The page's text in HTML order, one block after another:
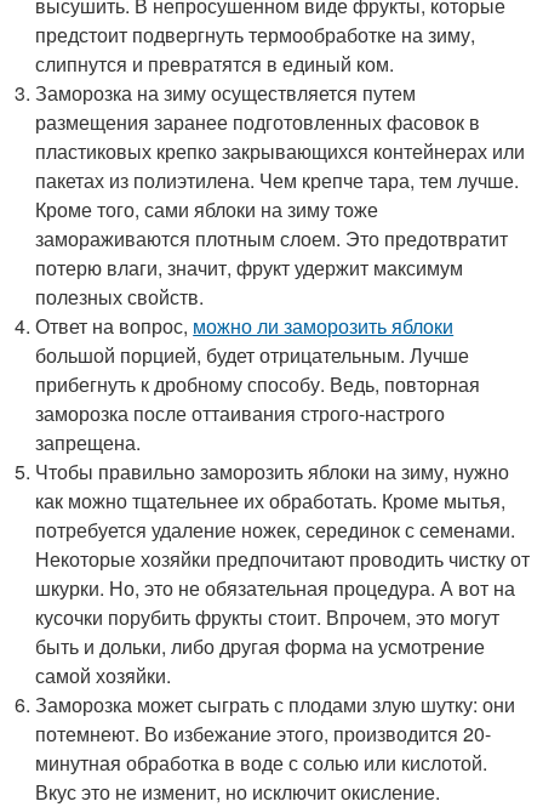
предстоит подвергнуть термообработке на зиму,
слипнутся и превратятся в единый ком.
Заморозка на зиму осуществляется путем
размещения заранее подготовленных фасовок в
пластиковых крепко закрывающихся контейнерах или
пакетах из полиэтилена. Чем крепче тара, тем лучше.
Кроме того, сами яблоки на зиму тоже
замораживаются плотным слоем. Это предотвратит
потерю влаги, значит, фрукт удержит максимум
полезных свойств.
Ответ на вопрос, можно ли заморозить яблоки
большой порцией, будет отрицательным. Лучше
прибегнуть к дробному способу. Ведь, повторная
заморозка после оттаивания строго-настрого
запрещена.
Чтобы правильно заморозить яблоки на зиму, нужно
как можно тщательнее их обработать. Кроме мытья,
потребуется удаление ножек, серединок с семенами.
Некоторые хозяйки предпочитают проводить чистку от
шкурки. Но, это не обязательная процедура. А вот на
кусочки порубить фрукты стоит. Впрочем, это могут
быть и дольки, либо другая форма на усмотрение
самой хозяйки.
Заморозка может сыграть с плодами злую шутку: они
потемнеют. Во избежание этого, производится 20-
минутная обработка в воде с солью или кислотой.
Вкус это не изменит, но исключит окисление.